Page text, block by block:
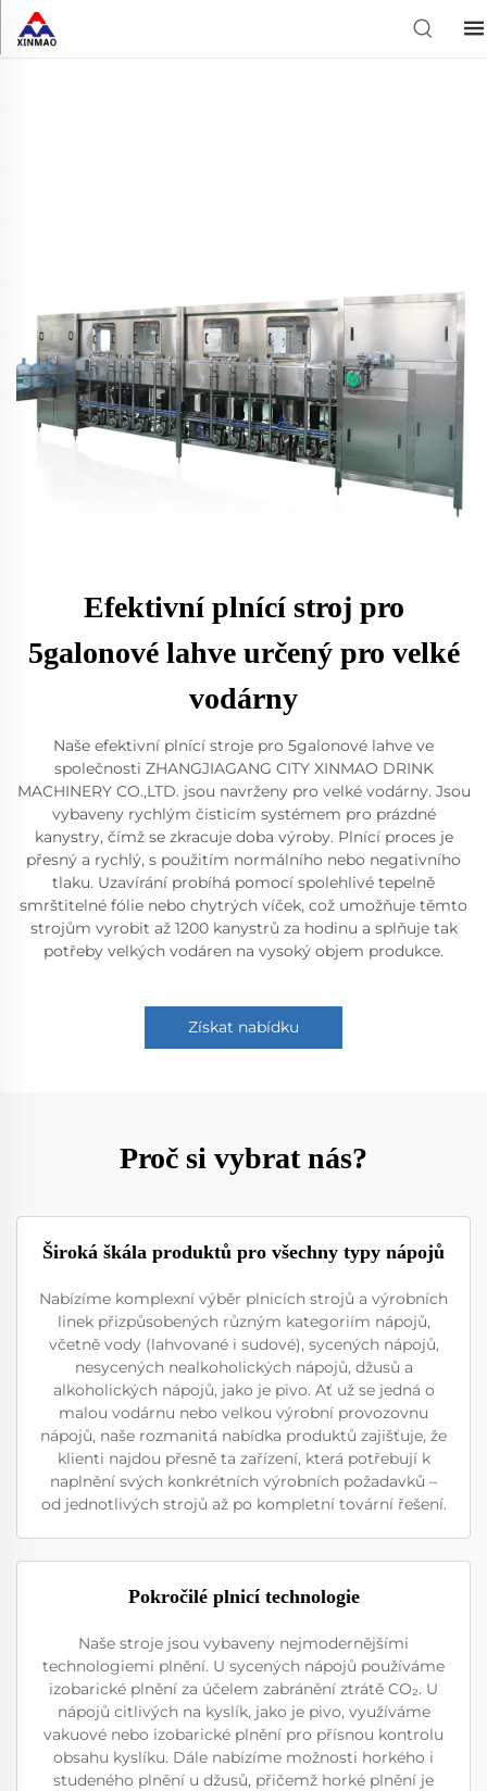
Efektivní plnící stroj pro
5galonové lahve určený pro velké
vodárny
Naše efektivní plnící stroje pro 5galonové lahve ve
společnosti ZHANGJIAGANG CITY XINMAO DRINK
MACHINERY CO.,LTD. jsou navrženy pro velké vodárny. Jsou
vybaveny rychlým čisticím systémem pro prázdné
kanystry, čímž se zkracuje doba výroby. Plnící proces je
přesný a rychlý, s použitím normálního nebo negativního
tlaku. Uzavírání probíhá pomocí spolehlivé tepelně
smrštitelné fólie nebo chytrých víček, což umožňuje těmto
strojům vyrobit až 1200 kanystrů za hodinu a splňuje tak
potřeby velkých vodáren na vysoký objem produkce.
Získat nabídku
Proč si vybrat nás?
Široká škála produktů pro všechny typy nápojů
Nabízíme komplexní výběr plnicích strojů a výrobních
linek přizpůsobených různým kategoriím nápojů,
včetně vody (lahvované i sudové), sycených nápojů,
nesycených nealkoholických nápojů, džusů a
alkoholických nápojů, jako je pivo. Ať už se jedná o
malou vodárnu nebo velkou výrobní provozovnu
nápojů, naše rozmanitá nabídka produktů zajišťuje, že
klienti najdou přesně ta zařízení, která potřebují k
naplnění svých konkrétních výrobních požadavků –
od jednotlivých strojů až po kompletní tovární řešení.
Pokročilé plnicí technologie
Naše stroje jsou vybaveny nejmodernějšími
technologiemi plnění. U sycených nápojů používáme
izobarické plnění za účelem zabránění ztrátě CO₂. U
nápojů citlivých na kyslík, jako je pivo, využíváme
vakuové nebo izobarické plnění pro přísnou kontrolu
obsahu kyslíku. Dále nabízíme možnosti horkého i
studeného plnění u džusů, přičemž horké plnění je